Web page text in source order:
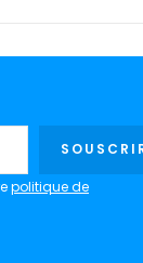
politique de